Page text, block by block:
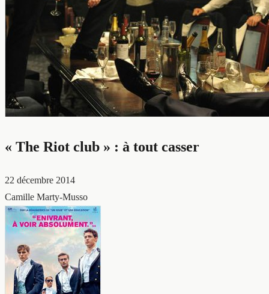
« The Riot club » : à tout casser
22 décembre 2014
Camille Marty-Musso